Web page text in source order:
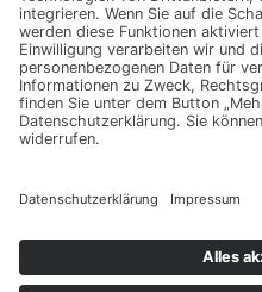
Hardware & Gadgets
Startups & Economy
Technologie
Copyright ©